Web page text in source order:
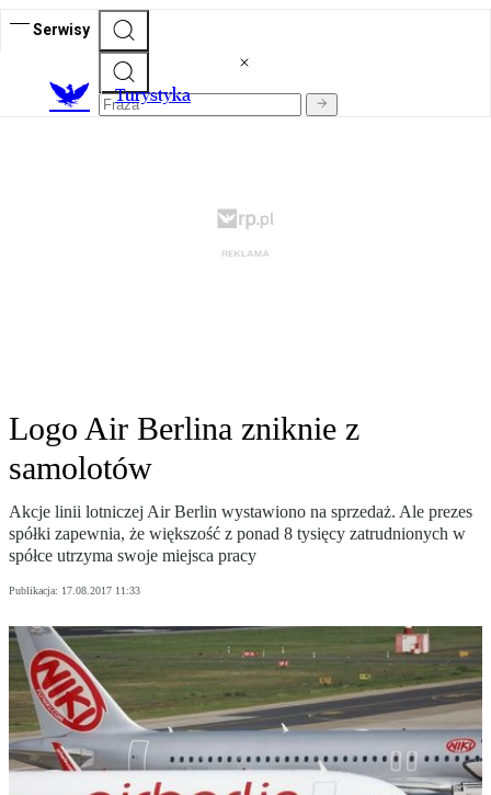
Serwisy
Turystyka
Logo Air Berlina zniknie z
samolotów
Akcje linii lotniczej Air Berlin wystawiono na sprzedaż. Ale prezes
spółki zapewnia, że większość z ponad 8 tysięcy zatrudnionych w
spółce utrzyma swoje miejsca pracy
Publikacja: 17.08.2017 11:33